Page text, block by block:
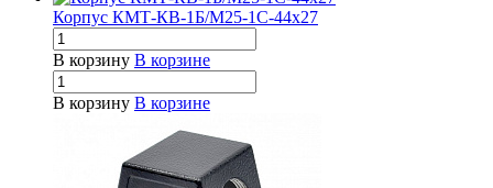
Корпус КМТ-КВ-1Б/М25-1С-44х27
В корзину В корзине
В корзину В корзине